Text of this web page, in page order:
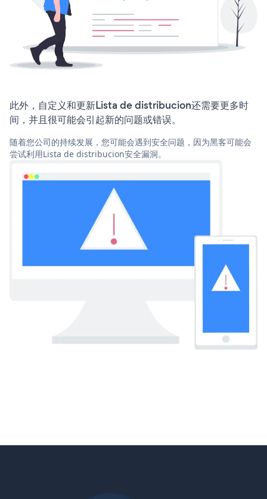
此外，自定义和更新Lista de distribucion还需要更多时
间，并且很可能会引起新的问题或错误。
随着您公司的持续发展，您可能会遇到安全问题，因为黑客可能会
尝试利用Lista de distribucion安全漏洞。